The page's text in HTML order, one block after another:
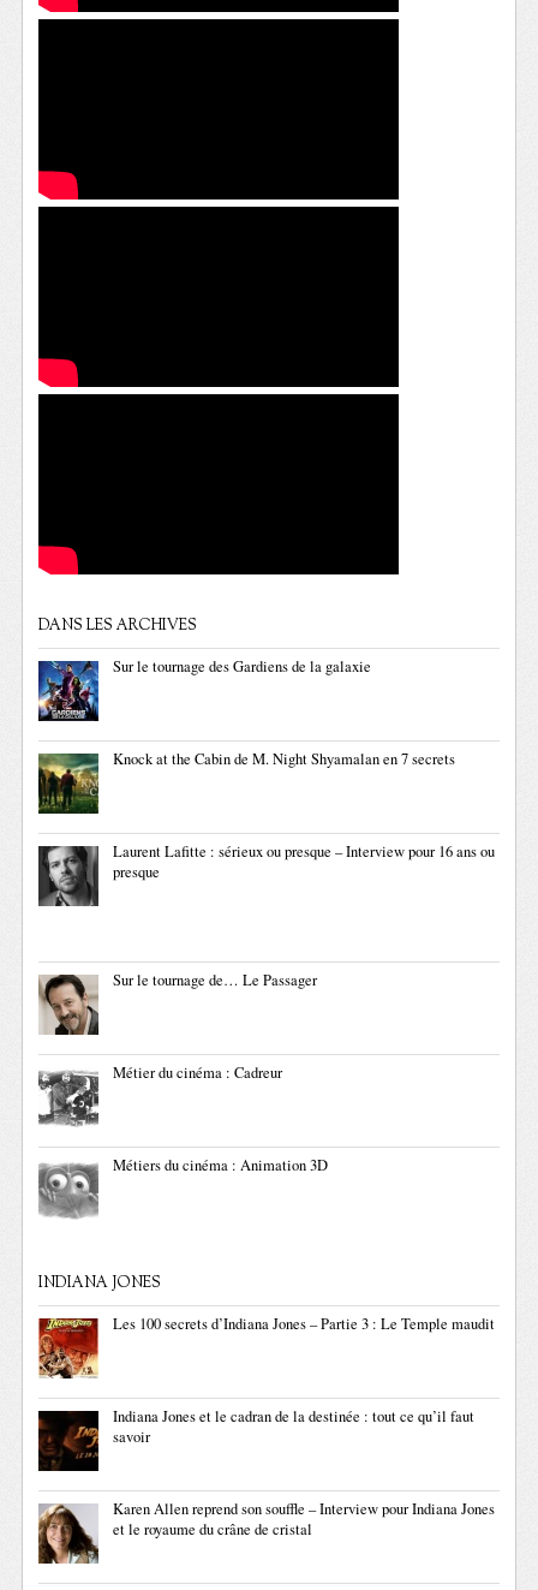
DANS LES ARCHIVES
Sur le tournage des Gardiens de la galaxie
Knock at the Cabin de M. Night Shyamalan en 7 secrets
Laurent Lafitte : sérieux ou presque – Interview pour 16 ans ou
presque
Sur le tournage de… Le Passager
Métier du cinéma : Cadreur
Métiers du cinéma : Animation 3D
INDIANA JONES
Les 100 secrets d’Indiana Jones – Partie 3 : Le Temple maudit
Indiana Jones et le cadran de la destinée : tout ce qu’il faut
savoir
Karen Allen reprend son souffle – Interview pour Indiana Jones
et le royaume du crâne de cristal